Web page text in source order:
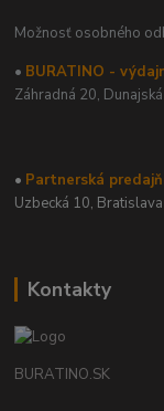
Možnosť osobného
• BURATINO -
Záhradná 20,
• Partnerská
Uzbecká 10, Bratislava
Kontakty
BURATINO.SK